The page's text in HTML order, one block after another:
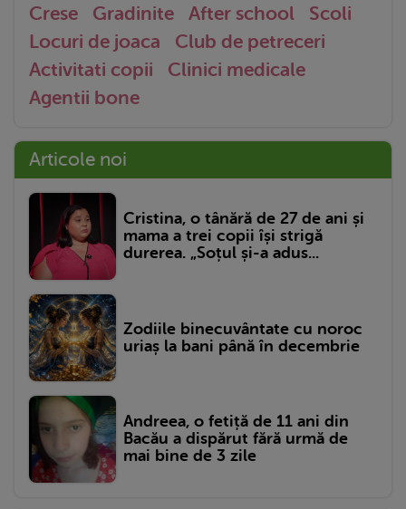
Crese Gradinite After school
Scoli
Locuri de joaca
Club de petreceri
Activitati copii
Clinici medicale
Agentii bone
Articole noi
Cristina, o tânără de 27 de ani și
mama a trei copii își strigă
durerea. „Soțul și-a adus...
Zodiile binecuvântate cu noroc
uriaș la bani până în decembrie
Andreea, o fetiță de 11 ani din
Bacău a dispărut fără urmă de
mai bine de 3 zile